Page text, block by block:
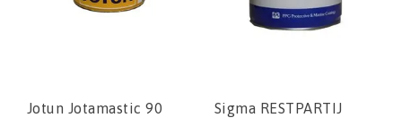
Jotun Jotamastic 90
Sigma RESTPARTIJ